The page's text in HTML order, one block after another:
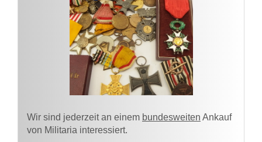
Wir sind jederzeit an einem bundesweiten Ankauf
von Militaria interessiert.